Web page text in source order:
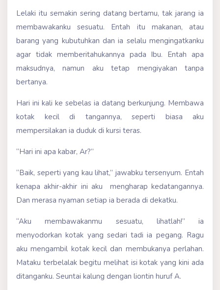
Lelaki itu semakin sering datang bertamu, tak jarang ia
membawakanku sesuatu. Entah itu makanan, atau
barang yang kubutuhkan dan ia selalu mengingatkanku
agar tidak memberitahukannya pada Ibu. Entah apa
maksudnya, namun aku tetap mengiyakan tanpa
bertanya.
Hari ini kali ke sebelas ia datang berkunjung. Membawa
kotak kecil di tangannya, seperti biasa aku
mempersilakan ia duduk di kursi teras.
“Hari ini apa kabar, Ar?”
“Baik, seperti yang kau lihat,” jawabku tersenyum. Entah
kenapa akhir-akhir ini aku mengharap kedatangannya.
Dan merasa nyaman setiap ia berada di dekatku.
“Aku membawakanmu sesuatu, lihatlah!” ia
menyodorkan kotak yang sedari tadi ia pegang. Ragu
aku mengambil kotak kecil dan membukanya perlahan.
Mataku terbelalak begitu melihat isi kotak yang kini ada
ditanganku. Seuntai kalung dengan liontin huruf A.